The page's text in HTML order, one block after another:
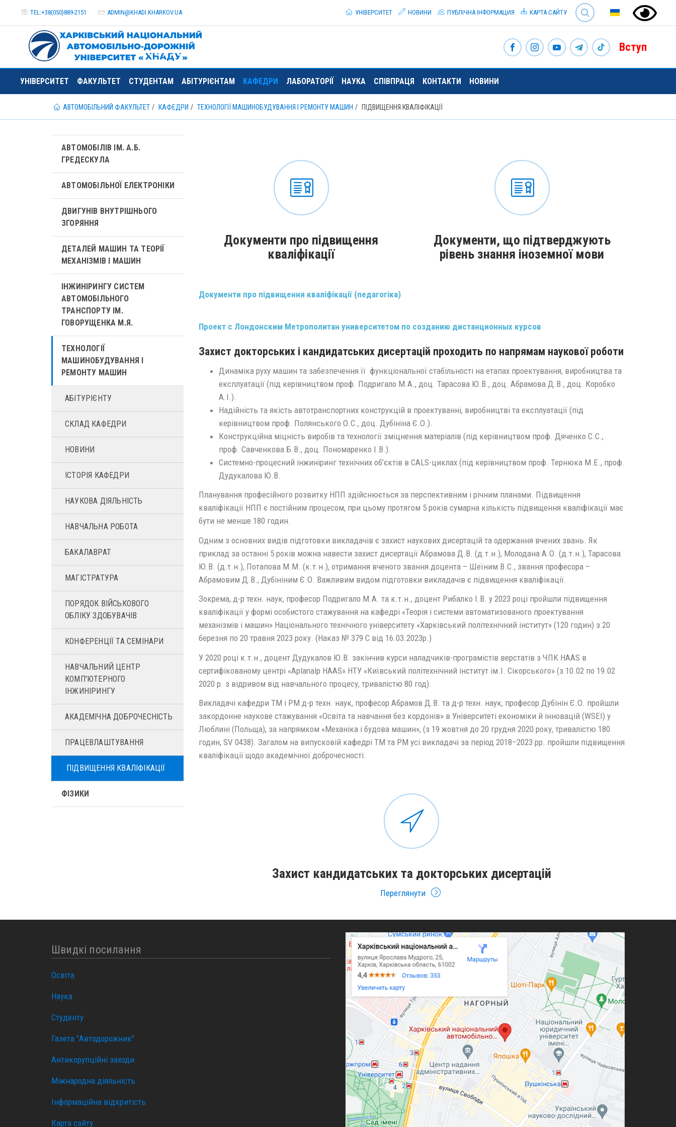
TEL:+38(050)889-2151 ADMIN@KHADI.KHARKOV.UA
SEARCH
УНІВЕРСИТЕТ
НОВИНИ ПУБЛІЧНА ІНФОРМАЦИЯ КАРТА САЙТУ
Вступ
УНІВЕРСИТЕТ ФАКУЛЬТЕТ СТУДЕНТАМ АБІТУРІЄНТАМ КАФЕДРИ ЛАБОРАТОРІЇ НАУКА СПІВПРАЦЯ КОНТАКТИ НОВИНИ
АВТОМОБІЛЬНИЙ ФАКУЛЬТЕТ КАФЕДРИ ТЕХНОЛОГІЇ МАШИНОБУДУВАННЯ І РЕМОНТУ МАШИН ПІДВИЩЕННЯ КВАЛІФІКАЦІЇ
Документи про підвищення
кваліфікації
Документи, що підтверджують
рівень знання іноземної мови
Документи про підвищення кваліфікації (педагогіка)
Проект с Лондонским Метрополитан университетом по созданию дистанционных курсов
Захист докторських і кандидатських дисертацій проходить по напрямам наукової роботи
Динаміка руху машин та забезпечення її функціональної стабільності на етапах проектування, виробництва та
експлуатації (під керівництвом проф. Подригало М.А., доц. Тарасова Ю.В., доц. Абрамова Д.В., доц. Коробко
А.І.).
Надійність та якість автотранспортних конструкцій в проектуванні, виробництві та експлуатації (під
керівництвом проф. Полянського О.С., доц. Дубініна Є.О.).
Конструкційна міцність виробів та технології зміцнення матеріалів (під керівництвом проф. Дяченко С.С.,
проф. Савченкова Б.В., доц. Пономаренко І.В.).
Системно-процесний інжиніринг технічних об’єктів в CALS-циклах (під керівництвом проф. Тернюка М.Е., проф.
Дудукалова Ю.В.
Планування професійного розвитку НПП здійснюється за перспективним і річним планами. Підвищення
кваліфікації НПП є постійним процесом, при цьому протягом 5 років сумарна кількість підвищення кваліфікації має
бути не менше 180 годин.
Одним з основних видів підготовки викладачів є захист наукових дисертацій та одержання вчених звань. Як
приклад за останні 5 років можна навести захист дисертації Абрамова Д.В. (д.т.н.), Молодана А.О. (д.т.н.), Тарасова
Ю.В. (д.т.н.), Потапова М.М. (к.т.н.), отримання вченого звання доцента – Шеїним В.С., звання професора –
Абрамовим Д.В., Дубініним Є.О. Важливим видом підготовки викладачів є підвищення кваліфікації.
Зокрема, д-р техн. наук, професор Подригало М.А. та к.т.н., доцент Рибалко І.В. у 2023 році пройшли підвищення
кваліфікації у формі особистого стажування на кафедрі «Теорія і системи автоматизованого проектування
механізмів і машин» Національного технічного університету «Харківський політехнічний інститут» (120 годин) з 20
березня по 20 травня 2023 року. (Наказ № 379 С від 16.03.2023р.)
У 2020 році к.т.н., доцент Дудукалов Ю.В. закінчив курси наладчиків-програмістів верстатів з ЧПК HAAS в
сертифікованому центрі «Aplanalp HAAS» НТУ «Київський політехнічний інститут ім.І. Сікорського» (з 10.02 по 19.02
2020 р. з відривом від навчального процесу, тривалістю 80 год).
Викладачі кафедри ТМ і РМ д-р техн. наук, професор Абрамов Д.В. та д-р техн. наук, професор Дубінін Є.О. пройшли
закордонне наукове стажування «Освіта та навчання без кордонів» в Університеті економіки й інновацій (WSEI) у
Люблині (Польща), за напрямком «Механіка і будова машин», (з 19 жовтня до 20 грудня 2020 року, тривалістю 180
годин, SV 0438). Загалом на випусковій кафедрі ТМ та РМ усі викладачі за період 2018–2023 рр. пройшли підвищення
кваліфікації щодо академічної доброчесності.
Захист кандидатських та докторських дисертацій
Переглянути
АВТОМОБІЛІВ ІМ. А.Б.
ГРЕДЕСКУЛА
АВТОМОБІЛЬНОЇ ЕЛЕКТРОНІКИ
ДВИГУНІВ ВНУТРІШНЬОГО
ЗГОРЯННЯ
ДЕТАЛЕЙ МАШИН ТА ТЕОРІЇ
МЕХАНІЗМІВ І МАШИН
ІНЖИНІРИНГУ СИСТЕМ
АВТОМОБІЛЬНОГО
ТРАНСПОРТУ ІМ.
ГОВОРУЩЕНКА М.Я.
ТЕХНОЛОГІЇ
МАШИНОБУДУВАННЯ І
РЕМОНТУ МАШИН
АБІТУРІЄНТУ
СКЛАД КАФЕДРИ
НОВИНИ
ІСТОРІЯ КАФЕДРИ
НАУКОВА ДІЯЛЬНІСТЬ
НАВЧАЛЬНА РОБОТА
БАКАЛАВРАТ
МАГІСТРАТУРА
ПОРЯДОК ВІЙСЬКОВОГО
ОБЛІКУ ЗДОБУВАЧІВ
КОНФЕРЕНЦІЇ ТА СЕМІНАРИ
НАВЧАЛЬНИЙ ЦЕНТР
КОМП'ЮТЕРНОГО
ІНЖИНІРИНГУ
АКАДЕМІЧНА ДОБРОЧЕСНІСТЬ
ПРАЦЕВЛАШТУВАННЯ
ПІДВИЩЕННЯ КВАЛІФІКАЦІЇ
ФІЗИКИ
Швидкі посилання
Освіта
Наука
Студенту
Газета "Автодорожник"
Антикорупційні заходи
Міжнародна діяльність
Інформаційна відкритість
Карта сайту